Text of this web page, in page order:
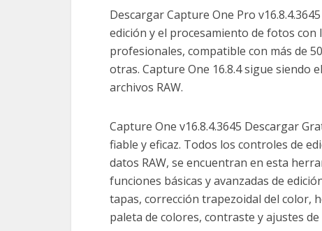
Descargar Capture One Pro
edición y el procesamiento de fotos
profesionales, compatible con más de
otras. Capture One 16.8.4 sigue siendo
archivos RAW.
Capture One v16.8.4.3645 Descargar
fiable y eficaz. Todos los controles de
datos RAW, se encuentran en esta
funciones básicas y avanzadas de
tapas, corrección trapezoidal del color,
paleta de colores, contraste y ajustes